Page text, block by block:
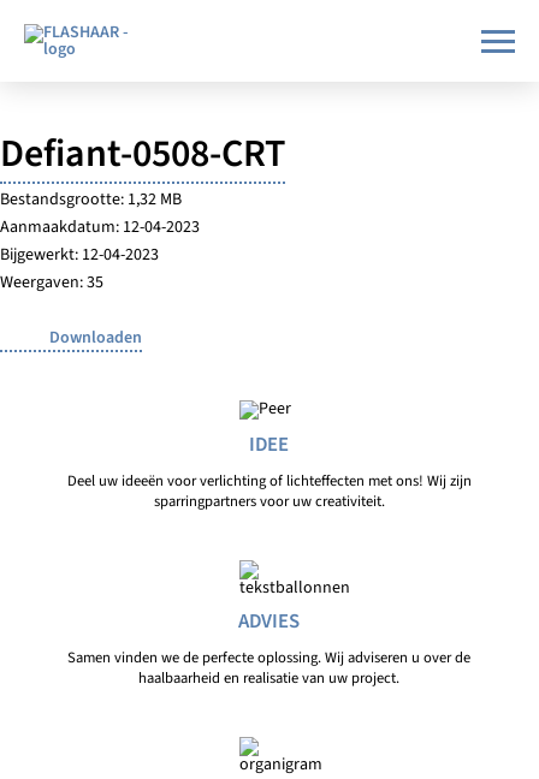
Defiant-0508-CRT
Bestandsgrootte: 1,32 MB
Aanmaakdatum: 12-04-2023
Bijgewerkt: 12-04-2023
Weergaven: 35
Downloaden
IDEE
Deel uw ideeën voor verlichting of lichteffecten met ons! Wij zijn
sparringpartners voor uw creativiteit.
ADVIES
Samen vinden we de perfecte oplossing. Wij adviseren u over de
haalbaarheid en realisatie van uw project.